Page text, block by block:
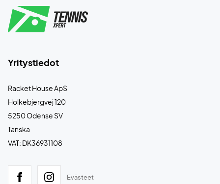
Yritystiedot
Racket House ApS
Holkebjergvej 120
5250 Odense SV
Tanska
VAT: DK36931108
Evästeet